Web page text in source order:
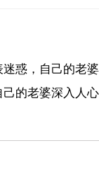
惑，自己的老
的老婆深入人